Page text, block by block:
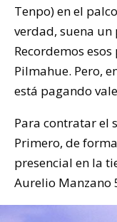
Tenpo) en el
verdad, suena
Recordemos
Pilmahue. Pero,
está pagando
Para contratar el
Primero, de
presencial en la
Aurelio Manzano